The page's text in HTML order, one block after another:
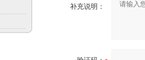
补充说明：